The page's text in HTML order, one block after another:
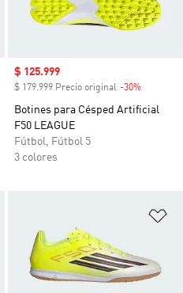
Precio de venta
$ 125.999
$ 179.999 Precio original -30%
Botines para Césped Artificial
F50 LEAGUE
Fútbol, Fútbol 5
3 colores